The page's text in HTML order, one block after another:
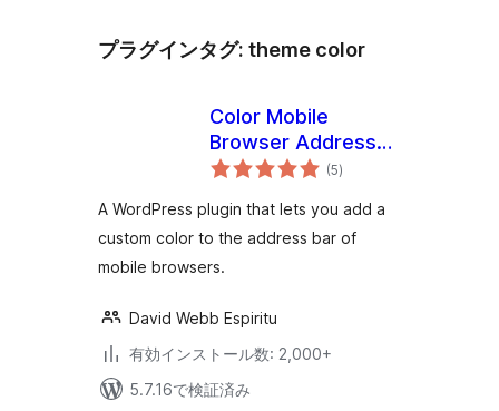
プラグインタグ: theme color
Color Mobile
Browser Address
Bar
(5個
の
価
)
A WordPress plugin that lets you add a
custom color to the address bar of
mobile browsers.
David Webb Espiritu
有効インストール数: 2,000+
5.7.16で検証済み